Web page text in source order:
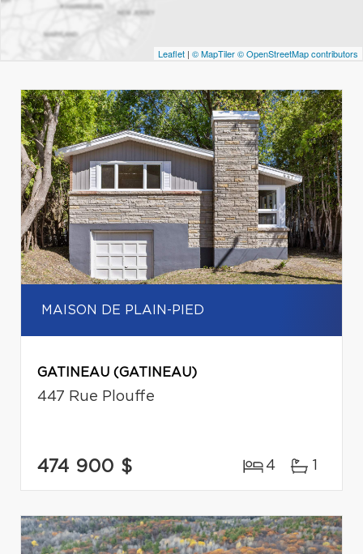
Leaflet | © MapTiler© OpenStreetMap contributors
MAISON DE PLAIN-PIED
GATINEAU (GATINEAU)
447 Rue Plouffe
474 900 $ 4 1